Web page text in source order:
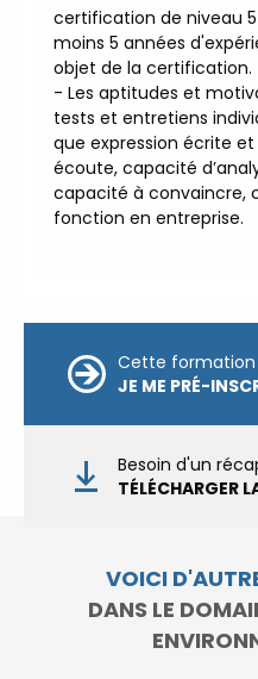
Qualité
réunions
Prenez
|
02 35
Qualité
réunions
Prenez
Qualité
Prenez
|
certification de niveau
moins 5 années
objet de la certification.
- Les aptitudes et
tests et entretiens
que expression écrite
écoute, capacité
capacité à convaincre,
fonction en entreprise.
Cette formation
JE ME PRÉ-
Besoin d'un
TÉLÉCHARGER
VOICI
DANS LE